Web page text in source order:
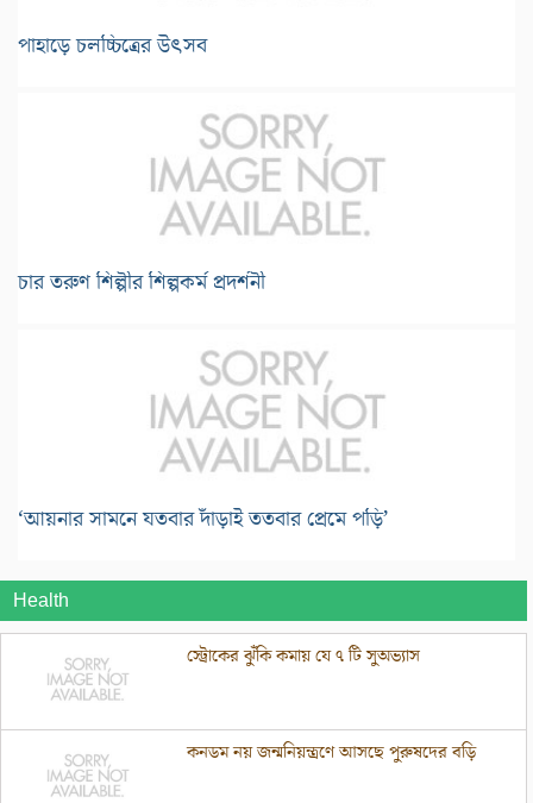
পাহাড়ে চলচ্চিত্রের উৎসব
চার তরুণ শিল্পীর শিল্পকর্ম প্রদর্শনী
‘আয়নার সামনে যতবার দাঁড়াই ততবার প্রেমে পড়ি’
Health
স্ট্রোকের ঝুঁকি কমায় যে ৭ টি সুঅভ্যাস
কনডম নয় জন্মনিয়ন্ত্রণে আসছে পুরুষদের বড়ি